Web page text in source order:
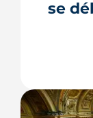
se